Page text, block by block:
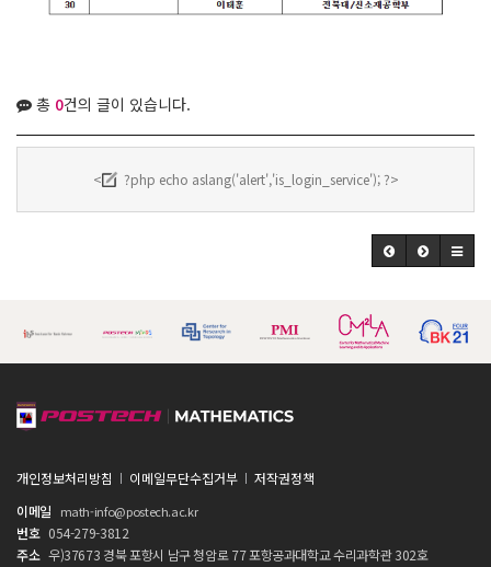
총 0건의 글이 있습니다.
< ?php echo aslang('alert','is_login_service'); ?>
개인정보처리방침 이메일무단수집거부
저작권정책
이메일
math-info@postech.ac.kr
번호 054-279-3812
주소 우)37673 경북 포항시 남구 청암로 77 포항공과대학교 수리과학관 302호